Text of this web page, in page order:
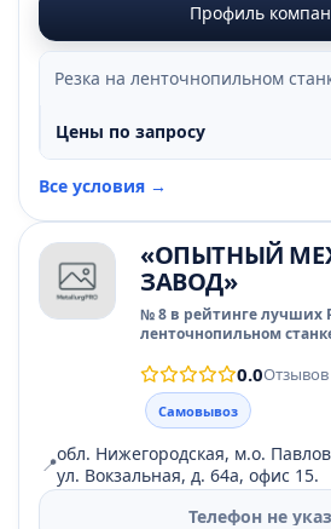
Профиль
Резка на ленточнопильном
Цены по запросу
Все условия →
«ОПЫТНЫЙ
ЗАВОД»
№ 8 в рейтинге лучших
ленточнопильном
0.0Отзывов
Самовывоз
📍обл. Нижегородская, м.о.
ул. Вокзальная, д. 64а, офис 15.
Телефон не